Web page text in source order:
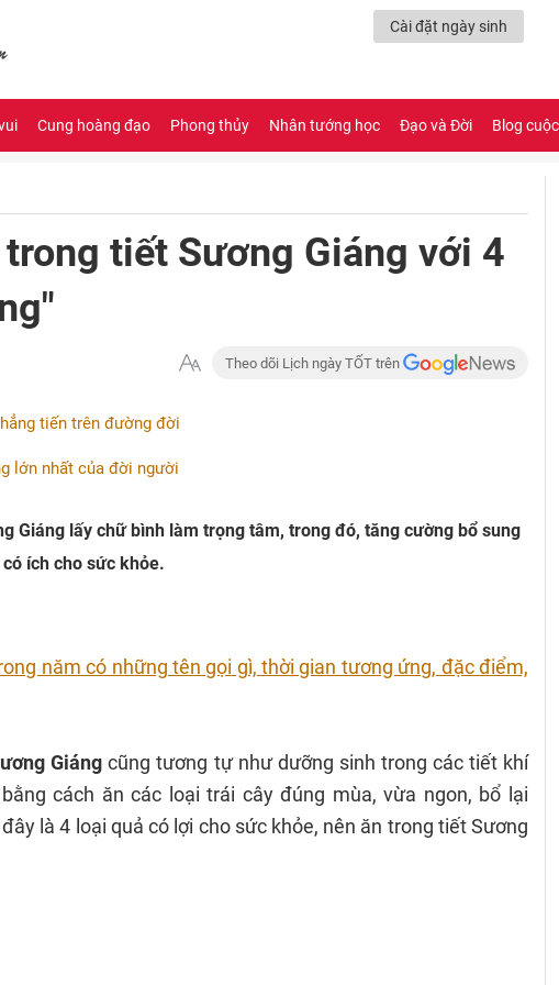
Cài đặt ngày sinh
Cung hoàng đạo Phong thủy Nhân tướng học Đạo và Đời Blog
tiết Sương Giáng với 4
Theo dõi Lịch ngày TỐT trên
tiến trên đường đời
lớn nhất của đời người
Giáng lấy chữ bình làm trọng tâm, trong đó, tăng cường bổ sung
ích cho sức khỏe.
năm có những tên gọi gì, thời gian tương ứng, đặc điểm,
Giáng cũng tương tự như dưỡng sinh trong các tiết khí
cách ăn các loại trái cây đúng mùa, vừa ngon, bổ lại
là 4 loại quả có lợi cho sức khỏe, nên ăn trong tiết Sương